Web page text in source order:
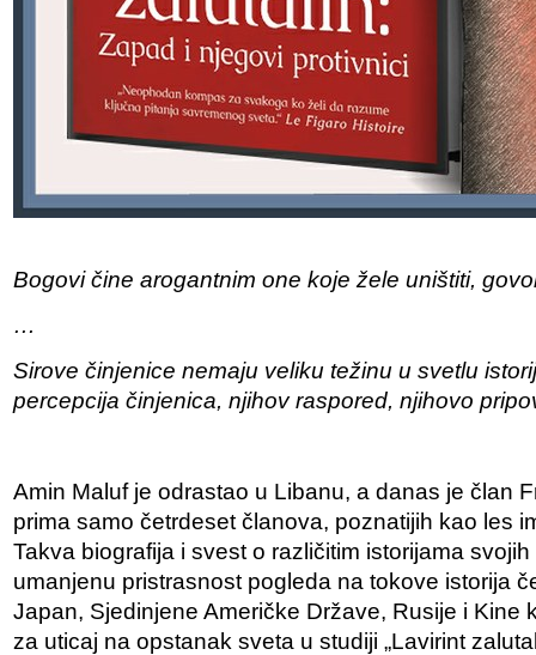
Bogovi čine arogantnim one koje žele uništiti,
…
Sirove činjenice nemaju veliku težinu u svetlu
percepcija činjenica, njihov raspored, njihovo
Amin Maluf je odrastao u Libanu, a danas je član
prima samo četrdeset članova, poznatijih kao les
Takva biografija i svest o različitim istorijama
umanjenu pristrasnost pogleda na tokove istorija
Japan, Sjedinjene Američke Države, Rusije i Kine
za uticaj na opstanak sveta u studiji „Lavirint